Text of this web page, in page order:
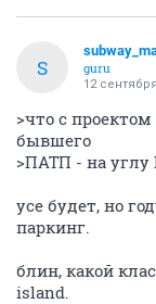
S
guru
12
>что с
бывшего
>ПАТП - на
усе будет, но
паркинг.
блин, какой
island.